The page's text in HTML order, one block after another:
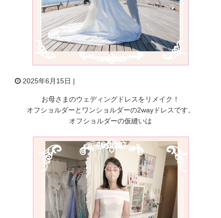
2025年6月15日 |
お母さまのウェディングドレスをリメイク！
オフショルダーとワンショルダーの2wayドレスです。
オフショルダーの仮縫いは